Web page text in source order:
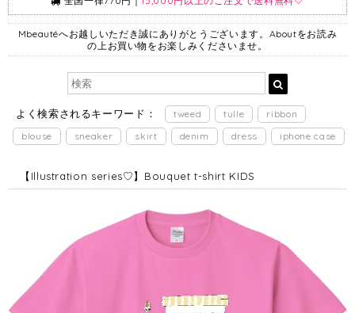
Mbeautéへお越しいただき誠にありがとうございます。Aboutをお読み
の上お買い物をお楽しみくださいませ。
よく検索されるキーワード： tweed tulle
ribbon
blouse
sneaker skirt denim dress iphone case
【Illustration series♡】Bouquet t-shirt KIDS